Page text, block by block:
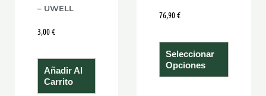
– UWELL
3,00€
Añadir Al
Carrito
76,90€
Seleccionar
Opciones
de